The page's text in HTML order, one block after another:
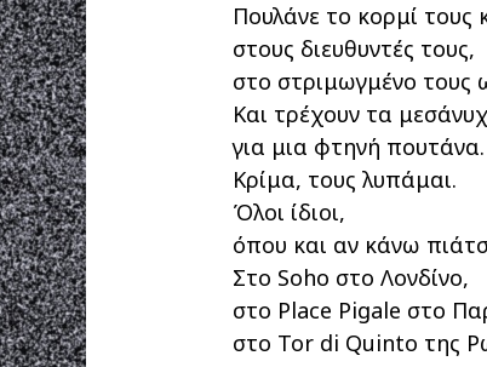
Πουλάνε το κορμί τους
στους διευθυντές τους,
στο στριμωγμένο τους
Και τρέχουν τα
για μια φτηνή πουτάνα.
Κρίμα, τους λυπάμαι.
Όλοι ίδιοι,
όπου και αν κάνω
Στο Soho στο Λονδίνο,
στο Place Pigale στο
στο Tor di Quinto της